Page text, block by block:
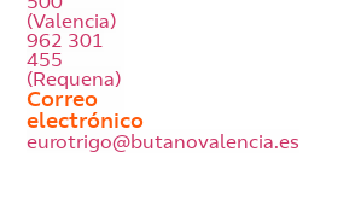
(Valencia)
962 301
455
(Requena)
Correo
electrónico
eurotrigo@butanovalencia.es